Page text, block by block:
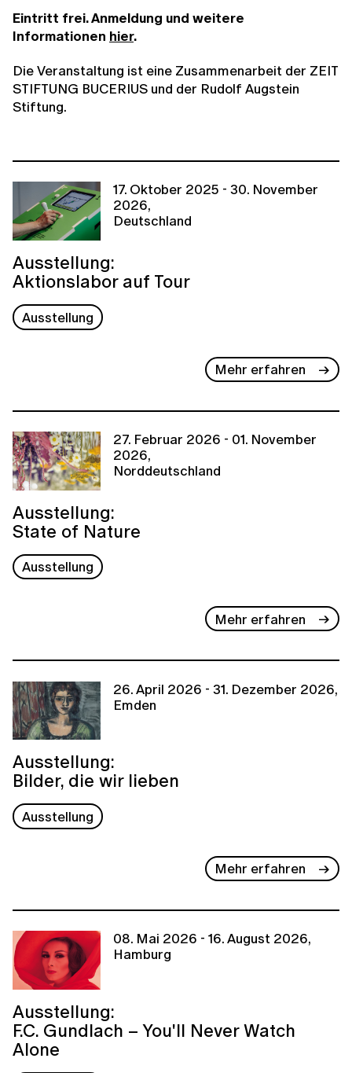
Eintritt frei. Anmeldung und weitere
Informationen hier.
Die Veranstaltung ist eine Zusammenarbeit der ZEIT
STIFTUNG BUCERIUS und der Rudolf Augstein
Stiftung.
17. Oktober 2025 - 30. November
2026,
Deutschland
Ausstellung:
Aktionslabor auf Tour
Ausstellung
Mehr erfahren
27. Februar 2026 - 01. November
2026,
Norddeutschland
Ausstellung:
State of Nature
Ausstellung
Mehr erfahren
26. April 2026 - 31. Dezember 2026,
Emden
Ausstellung:
Bilder, die wir lieben
Ausstellung
Mehr erfahren
08. Mai 2026 - 16. August 2026,
Hamburg
Ausstellung:
F.C. Gundlach – You'll Never Watch
Alone